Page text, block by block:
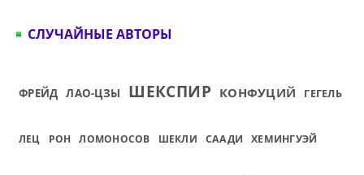
СЛУЧАЙНЫЕ АВТОРЫ
ФРЕЙД ЛАО-ЦЗЫ ШЕКСПИР КОНФУЦИЙ ГЕГЕЛЬ
ЛЕЦ РОН ЛОМОНОСОВ ШЕКЛИ СААДИ ХЕМИНГУЭЙ